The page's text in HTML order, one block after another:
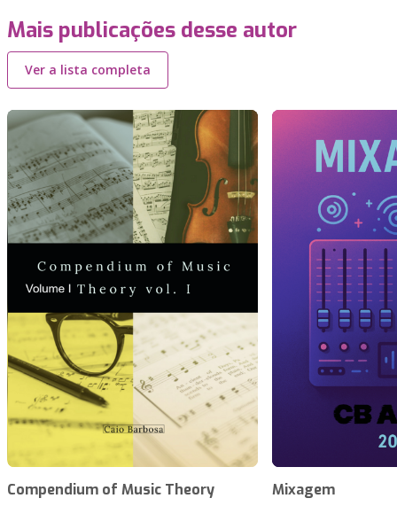
Mais publicações desse autor
Ver a lista completa
Compendium of Music Theory Mixagem